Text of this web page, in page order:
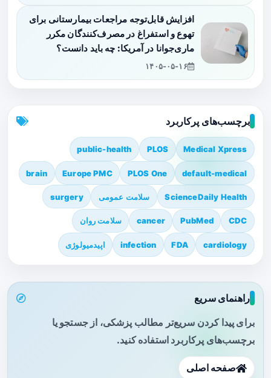
افزایش قابل‌توجه مراجعات بیمارستانی برای
تهوع و استفراغ در مصرف‌کنندگان مکرر
ماری‌جوانا در آمریکا: چه باید دانست؟
۱۴۰۵-۰۵-۱۶
برچسب‌های پرکاربرد
Medical Xpress
PLOS
public-health
default-medical
PLOS One
Europe PMC
brain
ScienceDaily Health سلامت عمومی surgery
CDC
PubMed
cancer سلامت روان
cardiology
FDA
infection اپیدمیولوژی
راهنمای سریع
برای پیدا کردن سریع‌تر مطالب پزشکی، از جستجو یا
برچسب‌های پرکاربرد استفاده کنید.
صفحه اصلی